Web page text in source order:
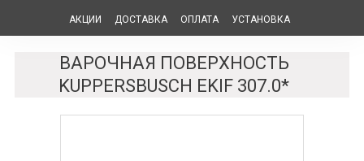
АКЦИИ ДОСТАВКА ОПЛАТА УСТАНОВКА
ВАРОЧНАЯ ПОВЕРХНОСТЬ
KUPPERSBUSCH EKIF 307.0*